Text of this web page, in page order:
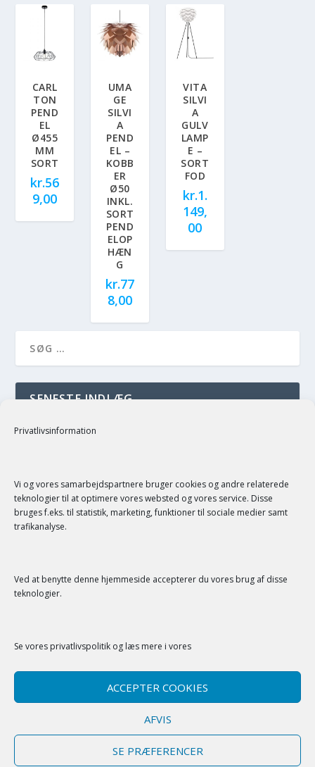
Privatlivsinformation
Vi og vores samarbejdspartnere bruger cookies og andre relaterede
teknologier til at optimere vores websted og vores service. Disse
bruges f.eks. til statistik, marketing, funktioner til sociale medier samt
trafikanalyse.
Ved at benytte denne hjemmeside accepterer du vores brug af disse
teknologier.
Se vores privatlivspolitik og læs mere i vores
ACCEPTER COOKIES
AFVIS
SE PRÆFERENCER
CARL
TON
PEND
EL
Ø455
MM
SORT
kr.56
9,00
UMA
GE
SILVI
A
PEND
EL –
KOBB
ER
Ø50
INKL.
SORT
PEND
ELOP
HÆN
G
kr.77
8,00
VITA
SILVI
A
GULV
LAMP
E –
SORT
FOD
kr.1.
149,
00
SENESTE INDLÆG
just a test
SENESTE KOMMENTARER
SERVICE
Privatlivspolitik